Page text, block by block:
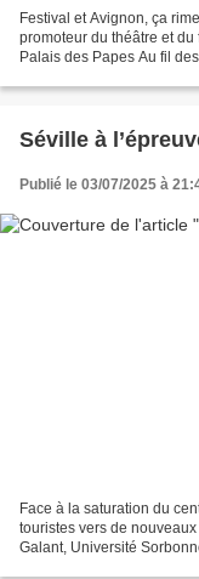
Festival et Avignon, ça
promoteur du théâtre et
Palais des Papes Au fil des rues Visite du Palais des Papes, exposition
Séville à
Publié le 03/07/2025 à
Face à la saturation du
touristes vers de
Galant, Université